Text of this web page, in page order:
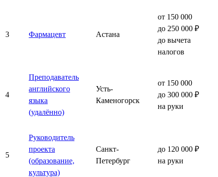
3 Фармацевт Астана
от 150 000
до 250 000 ₽
до вычета
налогов
4
Преподаватель
английского
языка
(удалённо)
Усть-
Каменогорск
от 150 000
до 300 000 ₽
на руки
5
Руководитель
проекта
(образование,
культура)
Санкт-
Петербург
до 120 000 ₽
на руки